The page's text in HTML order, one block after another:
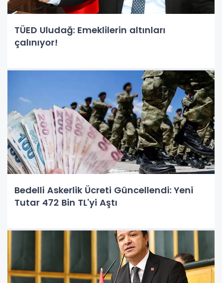
TÜED Uludağ: Emeklilerin altınları
çalınıyor!
Bedelli Askerlik Ücreti Güncellendi: Yeni
Tutar 472 Bin TL'yi Aştı